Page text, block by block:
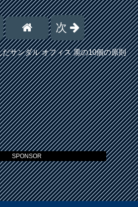
次
サンダル オフィス 黒の10個の原則
SPONSOR